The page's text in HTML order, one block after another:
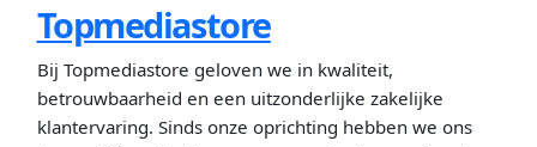
Topmediastore
Bij Topmediastore geloven we in kwaliteit,
betrouwbaarheid en een uitzonderlijke zakelijke
klantervaring. Sinds onze oprichting hebben we ons